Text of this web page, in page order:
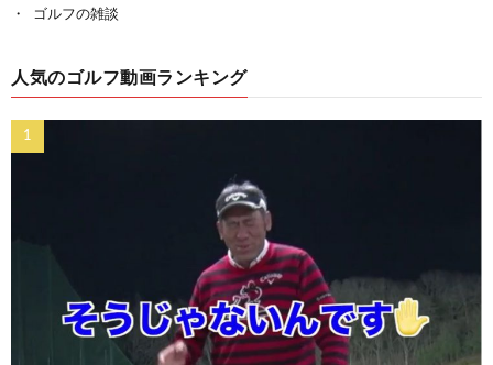
ゴルフの雑談
人気のゴルフ動画ランキング